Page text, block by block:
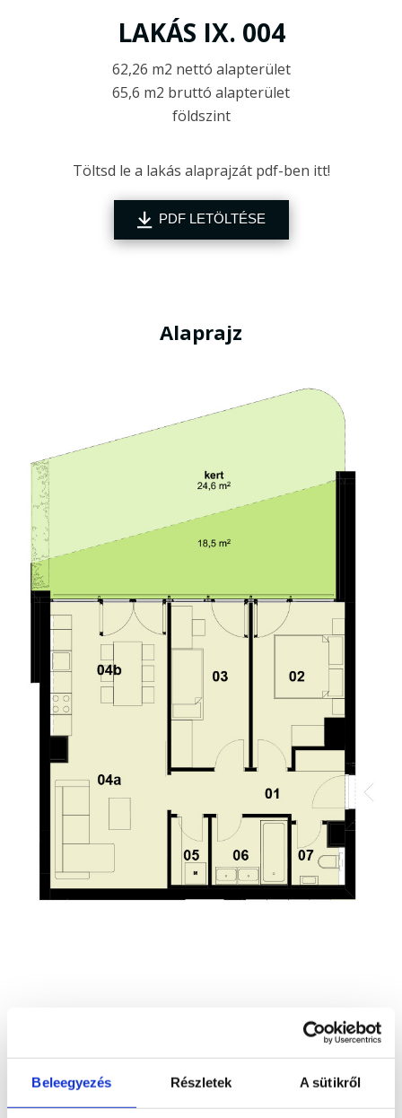
Beleegyezés Részletek A sütikről
LAKÁS IX. 004
62,26 m2 nettó alapterület
65,6 m2 bruttó alapterület
földszint
Töltsd le a lakás alaprajzát pdf-ben itt!
PDF LETÖLTÉSE
Alaprajz
Bruttó terület 65,6 m2